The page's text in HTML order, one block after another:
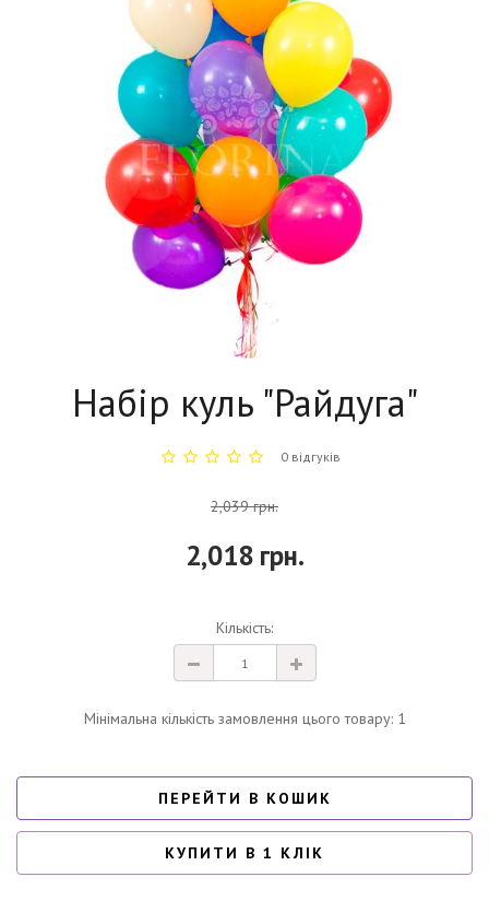
Набір куль "Райдуга"
0 відгуків
2,039 грн.
2,018 грн.
Кількість:
Мінімальна кількість замовлення цього товару: 1
ПЕРЕЙТИ В КОШИК
КУПИТИ В 1 КЛІК